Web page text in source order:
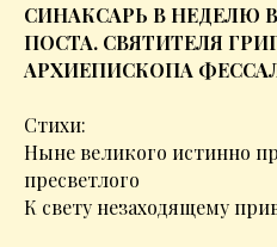
СИНАКСАРЬ В НЕДЕЛЮ
ПОСТА. СВЯТИТЕЛЯ
АРХИЕПИСКОПА
Стихи:
Ныне великого истинно
пресветлого
К свету незаходящему